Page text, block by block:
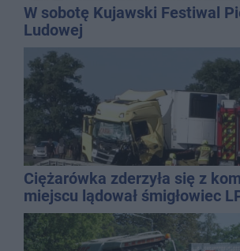
W sobotę Kujawski Festiwal
Ludowej
Ciężarówka zderzyła się z
miejscu lądował śmigłowiec